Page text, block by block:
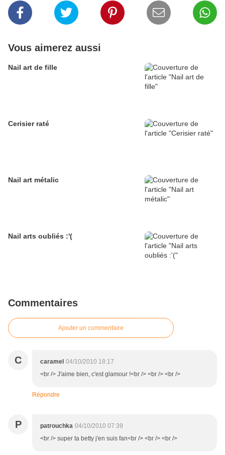
Vous aimerez aussi
Nail art de fille
Cerisier raté
Nail art métalic
Nail arts oubliés :'(
Commentaires
Ajouter un commentaire
C caramel 04/10/2010 18:17
<br /> J'aime bien, c'est glamour !<br /> <br /> <br />
Répondre
P patrouchka 04/10/2010 07:39
<br /> super ta betty j'en suis fan<br /> <br /> <br />